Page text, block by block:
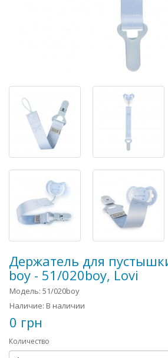
Держатель для
boy - 51/020boy, Lovi
Модель: 51/020boy
Наличие: В наличии
0 грн
Количество